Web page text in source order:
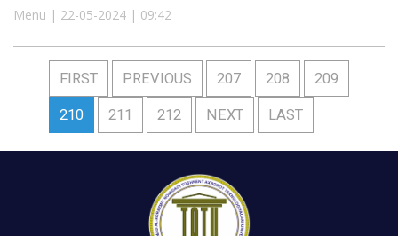
Menu | 22-05-2024 | 09:42
FIRST PREVIOUS 207 208 209
210 211 212 NEXT LAST